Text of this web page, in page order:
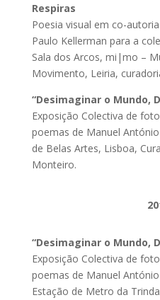
Respiras
Poesia visual em co-
Paulo Kellerman para a
Sala dos Arcos, mi|mo –
Movimento, Leiria,
“Desimaginar o Mundo,
Exposição Colectiva de
poemas de Manuel
de Belas Artes, Lisboa,
Monteiro.
“Desimaginar o Mundo,
Exposição Colectiva de
poemas de Manuel
Estação de Metro da